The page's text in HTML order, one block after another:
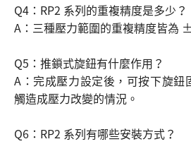
Q4：RP2 系列的重複精度是多少？
A：三種壓力範圍的重複精度皆為
Q5：推鎖式旋鈕有什麼作用？
A：完成壓力設定後，可按下旋鈕
觸造成壓力改變的情況。
Q6：RP2 系列有哪些安裝方式？